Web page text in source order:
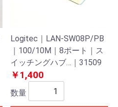
Logitec｜LAN-SW08P/PB
｜100/10M｜8ポート｜ス
イッチングハブ…｜31509
￥1,400
数量